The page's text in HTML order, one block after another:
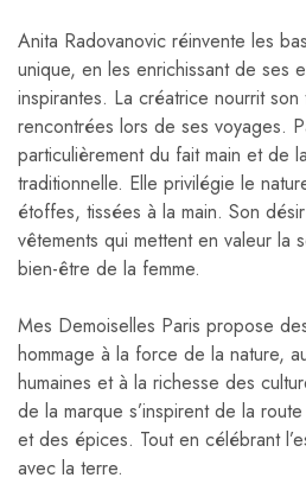
Anita Radovanovic réinvente les
unique, en les enrichissant de ses
inspirantes. La créatrice nourrit son
rencontrées lors de ses voyages.
particulièrement du fait main et de
traditionnelle. Elle privilégie le
étoffes, tissées à la main. Son
vêtements qui mettent en valeur la
bien-être de la femme.
Mes Demoiselles Paris propose
hommage à la force de la nature,
humaines et à la richesse des
de la marque s’inspirent de la
et des épices. Tout en célébrant
avec la terre.